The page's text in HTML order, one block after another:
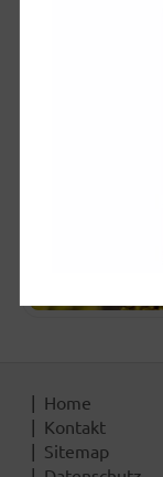
Home
Kontakt
Sitemap